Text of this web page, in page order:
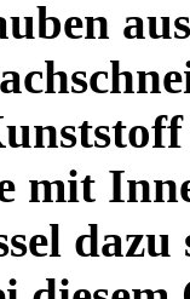
mit